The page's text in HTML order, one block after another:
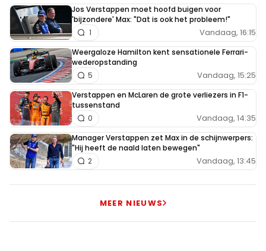
Jos Verstappen moet hoofd buigen voor
'bijzondere' Max: "Dat is ook het probleem!"
Vandaag, 16:15
1
Weergaloze Hamilton kent sensationele Ferrari-
wederopstanding
Vandaag, 15:25
5
Verstappen en McLaren de grote verliezers in F1-
tussenstand
Vandaag, 14:35
0
Manager Verstappen zet Max in de schijnwerpers:
"Hij heeft de naald laten bewegen"
Vandaag, 13:45
2
MEER NIEUWS